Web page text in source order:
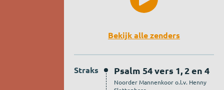
Bekijk alle zenders
Straks Psalm 54 vers 1, 2 en 4
Noorder Mannenkoor o.l.v. Henny